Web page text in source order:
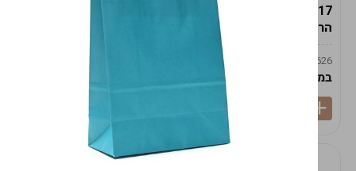
הרמס 19ס"מ -לבן נקי
9009492379626
במארז
19617/6-אגרטל הרמס